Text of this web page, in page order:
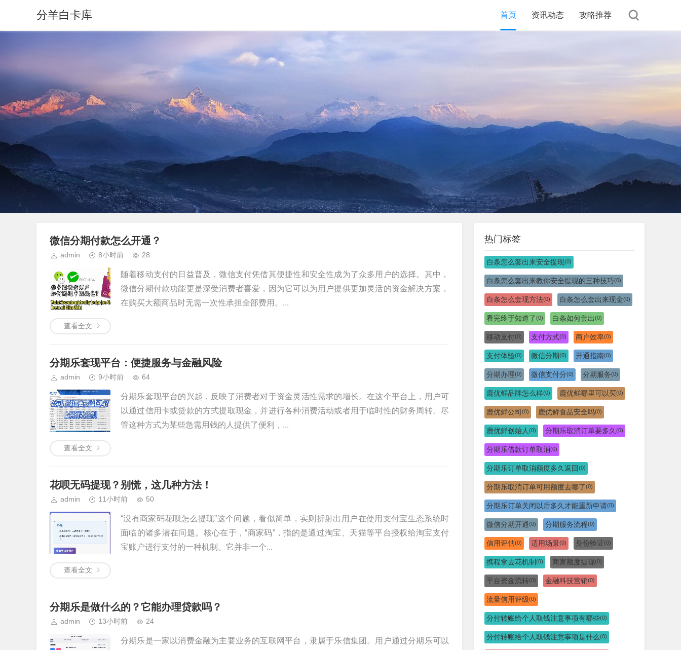
分羊白卡库 首页 资讯动态 攻略推荐
微信分期付款怎么开通？
admin 8小时前 28
随着移动支付的日益普及，微信支付凭借其便捷性和安全性成为了众多用户的选择。其中，
微信分期付款功能更是深受消费者喜爱，因为它可以为用户提供更加灵活的资金解决方案，
在购买大额商品时无需一次性承担全部费用。...
查看全文
分期乐套现平台：便捷服务与金融风险
admin 9小时前 64
分期乐套现平台的兴起，反映了消费者对于资金灵活性需求的增长。在这个平台上，用户可
以通过信用卡或贷款的方式提取现金，并进行各种消费活动或者用于临时性的财务周转。尽
管这种方式为某些急需用钱的人提供了便利，...
查看全文
花呗无码提现？别慌，这几种方法！
admin 11小时前 50
“没有商家码花呗怎么提现”这个问题，看似简单，实则折射出用户在使用支付宝生态系统时
面临的诸多潜在问题。核心在于，“商家码”，指的是通过淘宝、天猫等平台授权给淘宝支付
宝账户进行支付的一种机制。它并非一个...
查看全文
分期乐是做什么的？它能办理贷款吗？
admin 13小时前 24
分期乐是一家以消费金融为主要业务的互联网平台，隶属于乐信集团。用户通过分期乐可以
热门标签
白条怎么套出来安全提现(0)
白条怎么套出来教你安全提现的三种技巧(0)
白条怎么套现方法(0) 白条怎么套出来现金(0)
看完终于知道了(0) 白条如何套出(0)
移动支付(0) 支付方式(0) 商户效率(0)
支付体验(0) 微信分期(0) 开通指南(0)
分期办理(0) 微信支付分(0) 分期服务(0)
鹿优鲜品牌怎么样(0) 鹿优鲜哪里可以买(0)
鹿优鲜公司 (0) 鹿优鲜食品安全吗(0)
鹿优鲜创始人 (0) 分期乐取消订单要多久 (0)
分期乐借款订单取消(0)
分期乐订单取消额度多久返回(0)
分期乐取消订单可用额度去哪了(0)
分期乐订单关闭以后多久才能重新申请(0)
微信分期开通(0) 分期服务流程(0)
信用评估(0) 适用场景(0) 身份验证(0)
携程拿去花机制 (0) 商家额度提现(0)
平台资金流转(0) 金融科技营销(0)
流量信用评级(0)
分付转账给个人取钱注意事项有哪些(0)
分付转账给个人取钱注意事项是什么(0)